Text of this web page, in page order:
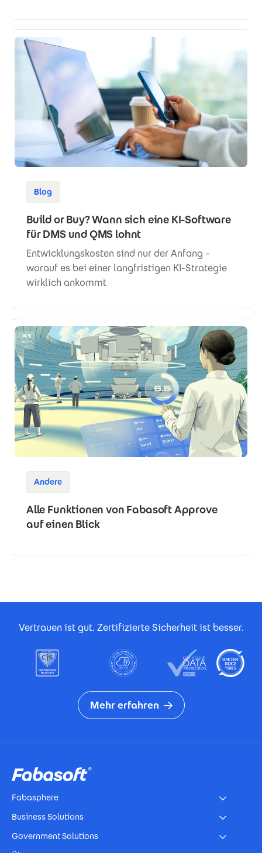
Blog
Build or Buy? Wann sich eine KI-Software
für DMS und QMS lohnt
Entwicklungskosten sind nur der Anfang –
worauf es bei einer langfristigen KI-Strategie
wirklich ankommt
Andere
Alle Funktionen von Fabasoft Approve
auf einen Blick
Vertrauen ist gut. Zertifizierte Sicherheit ist besser.
Mehr erfahren
Fabasphere
Business Solutions
Government Solutions